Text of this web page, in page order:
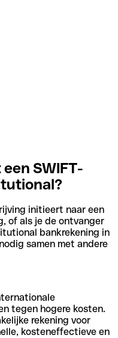
SWIFT-
initieert naar een
of als je de ontvanger
bankrekening in
samen met andere
tegen hogere kosten.
rekening voor
kosteneffectieve en